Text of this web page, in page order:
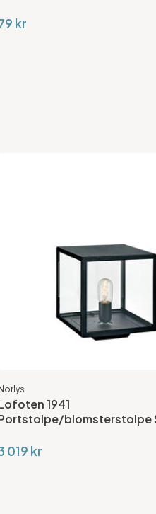
kr
1941
blomsterstolpe
019 kr